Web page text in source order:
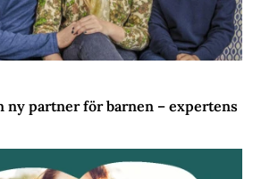
ny partner för barnen – expertens